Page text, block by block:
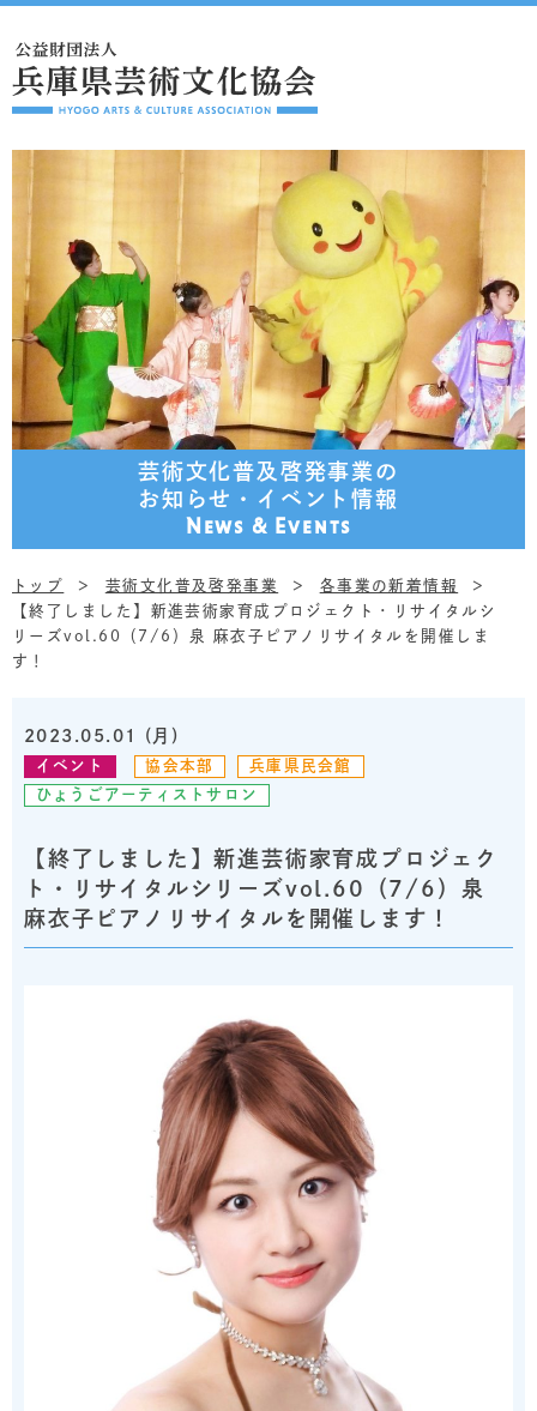
芸術文化普及啓発事業の
お知らせ・イベント情報
News & Events
トップ 芸術文化普及啓発事業
各事業の新着情報
【終了しました】新進芸術家育成プロジェクト・リサイタルシ
リーズvol.60（7/6）泉 麻衣子ピアノリサイタルを開催しま
す！
2023.05.01 (月)
イベント 協会本部
兵庫県民会館
ひょうごアーティストサロン
【終了しました】新進芸術家育成プロジェク
ト・リサイタルシリーズvol.60（7/6）泉
麻衣子ピアノリサイタルを開催します！